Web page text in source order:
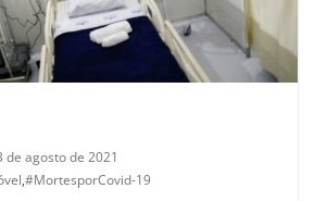
de agosto de 2021
,#MortesporCovid-19